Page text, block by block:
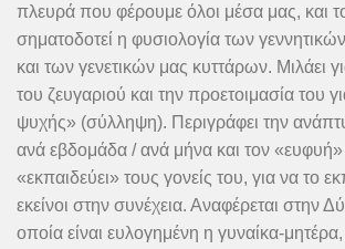
πλευρά που φέρουμε όλοι μέσα μας, και
σηματοδοτεί η φυσιολογία των
και των γενετικών μας κυττάρων. Μιλάει
του ζευγαριού και την προετοιμασία του
ψυχής» (σύλληψη). Περιγράφει την
ανά εβδομάδα / ανά μήνα και τoν
«εκπαιδεύει» τους γονείς του, για να το
εκείνοι στην συνέχεια. Αναφέρεται στην
οποία είναι ευλογημένη η γυναίκα-